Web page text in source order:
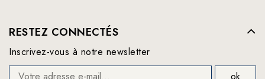
RESTEZ CONNECTÉS
Inscrivez-vous à notre newsletter